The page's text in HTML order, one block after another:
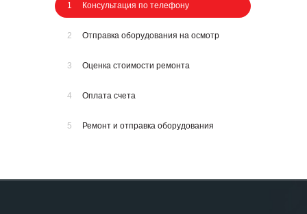
1 Консультация по телефону
2 Отправка оборудования на осмотр
3 Оценка стоимости ремонта
4 Оплата счета
5 Ремонт и отправка оборудования